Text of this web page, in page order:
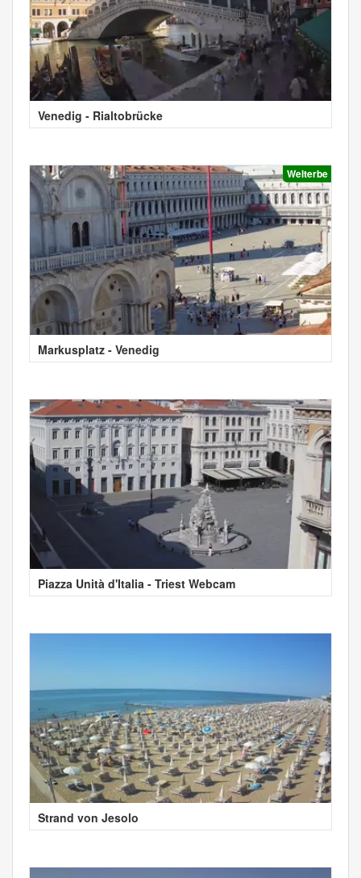
Venedig - Rialtobrücke
Welterbe
Markusplatz - Venedig
Piazza Unità d'Italia - Triest Webcam
Strand von Jesolo